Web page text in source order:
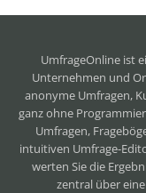
UmfrageOnline ist
Unternehmen und
anonyme Umfragen,
ganz ohne
Umfragen,
intuitiven Umfrage-
werten Sie die
zentral über